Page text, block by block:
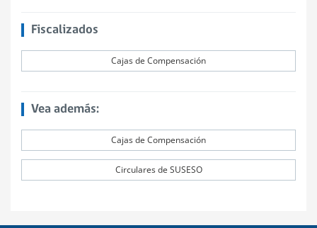
Fiscalizados
Cajas de Compensación
Vea además:
Cajas de Compensación
Circulares de SUSESO